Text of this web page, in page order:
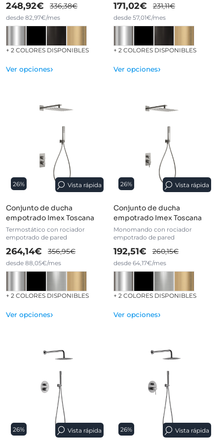
248,92€ 336,38€
desde 82,97€/mes
+ 2 COLORES DISPONIBLES
Ver opciones›
171,02€ 231,11€
desde 57,01€/mes
+ 2 COLORES DISPONIBLES
Ver opciones›
26% Vista rápida
Conjunto de ducha
empotrado Imex Toscana
Termostático con rociador
empotrado de pared
264,14€ 356,95€
desde 88,05€/mes
+ 2 COLORES DISPONIBLES
Ver opciones›
26% Vista rápida
Conjunto de ducha
empotrado Imex Toscana
Monomando con rociador
empotrado de pared
192,51€ 260,15€
desde 64,17€/mes
+ 2 COLORES DISPONIBLES
Ver opciones›
26% Vista rápida 26% Vista rápida